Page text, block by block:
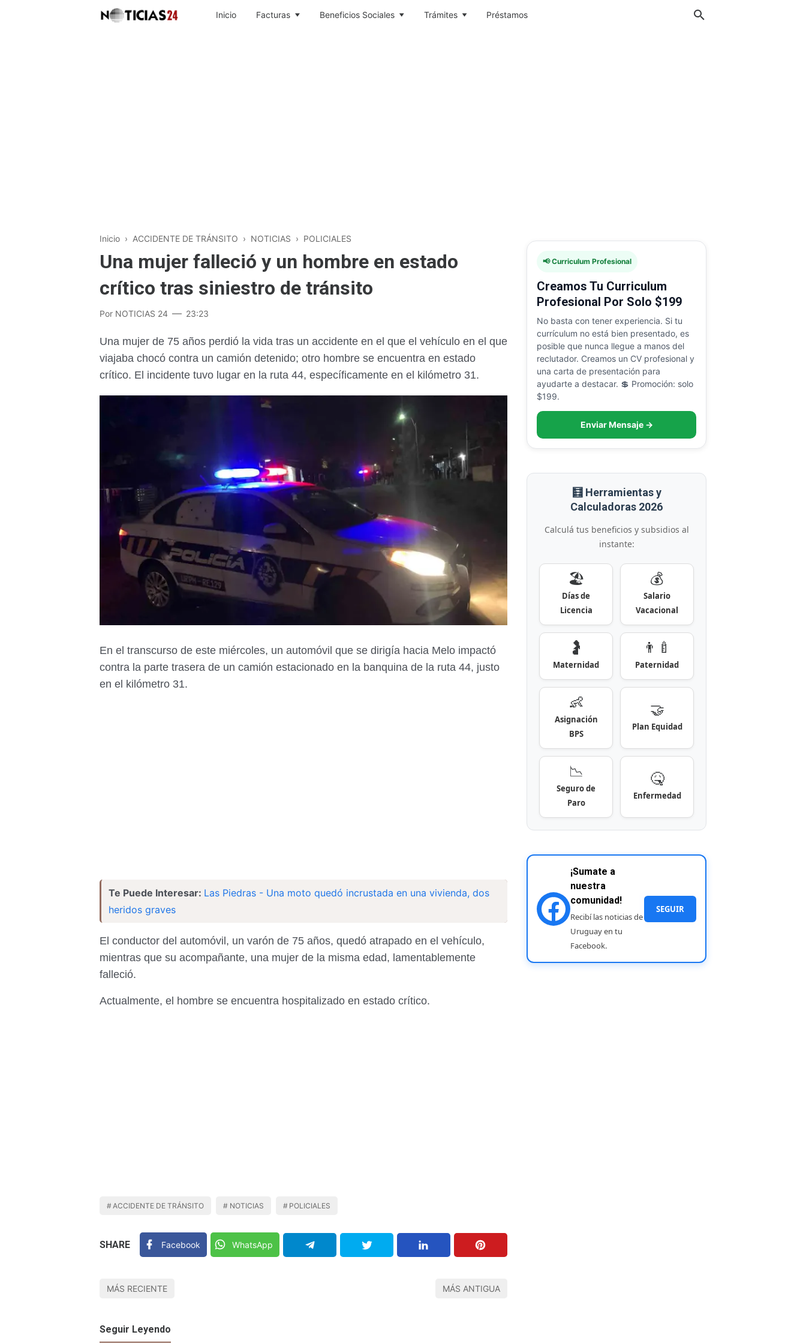
Inicio Facturas Beneficios Sociales Trámites Préstamos
Inicio › ACCIDENTE DE TRÁNSITO › NOTICIAS › POLICIALES
Una mujer falleció y un hombre en estado
crítico tras siniestro de tránsito
Por NOTICIAS 24 23:23
Una mujer de 75 años perdió la vida tras un accidente en el que el vehículo en el que
viajaba chocó contra un camión detenido; otro hombre se encuentra en estado
crítico. El incidente tuvo lugar en la ruta 44, específicamente en el kilómetro 31.
En el transcurso de este miércoles, un automóvil que se dirigía hacia Melo impactó
contra la parte trasera de un camión estacionado en la banquina de la ruta 44, justo
en el kilómetro 31.
Te Puede Interesar: Las Piedras - Una moto quedó incrustada en una vivienda, dos
heridos graves
El conductor del automóvil, un varón de 75 años, quedó atrapado en el vehículo,
mientras que su acompañante, una mujer de la misma edad, lamentablemente
falleció.
Actualmente, el hombre se encuentra hospitalizado en estado crítico.
ACCIDENTE DE TRÁNSITO NOTICIAS POLICIALES
SHARE Facebook WhatsApp
MÁS RECIENTE MÁS ANTIGUA
Seguir Leyendo
📢 Curriculum Profesional
Creamos Tu Curriculum
Profesional Por Solo $199
No basta con tener experiencia. Si tu
currículum no está bien presentado, es
posible que nunca llegue a manos del
reclutador. Creamos un CV profesional y
una carta de presentación para
ayudarte a destacar. 💲 Promoción: solo
$199.
Enviar Mensaje →
🧮 Herramientas y
Calculadoras 2026
Calculá tus beneficios y subsidios al
instante:
🏖️
Días de
Licencia
💰
Salario
Vacacional
🤰
Maternidad
👨‍🍼
Paternidad
👶
Asignación
BPS
🤝
Plan Equidad
📉
Seguro de
Paro
🤒
Enfermedad
¡Sumate a
nuestra
comunidad!
Recibí las noticias de
Uruguay en tu
Facebook.
SEGUIR